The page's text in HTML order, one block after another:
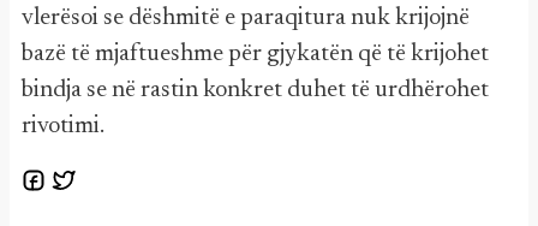
vlerësoi se dëshmitë e paraqitura nuk krijojnë
bazë të mjaftueshme për gjykatën që të krijohet
bindja se në rastin konkret duhet të urdhërohet
rivotimi.